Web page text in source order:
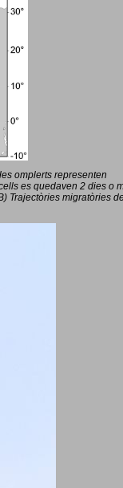
omplerts representen
es quedaven 2 dies o
Trajectòries migratòries